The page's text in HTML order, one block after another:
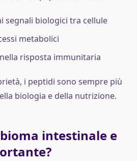
segnali biologici tra cellule
metabolici
risposta immunitaria
i peptidi sono sempre più
biologia e della nutrizione.
intestinale e